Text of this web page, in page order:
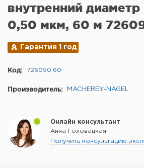
внутренний
0,50 мкм, 60 м
Гарантия 1 год
Код: 726090.60
Производитель: MACHEREY-NAGEL
Онлайн консультант
Анна Головацкая
Получить консультацию